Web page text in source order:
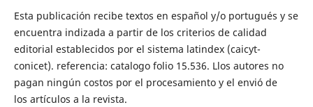
Esta publicación recibe textos en español y/o portugués y se
encuentra indizada a partir de los criterios de calidad
editorial establecidos por el sistema latindex (caicyt-
conicet). referencia: catalogo folio 15.536. Llos autores no
pagan ningún costos por el procesamiento y el envió de
los artículos a la revista.